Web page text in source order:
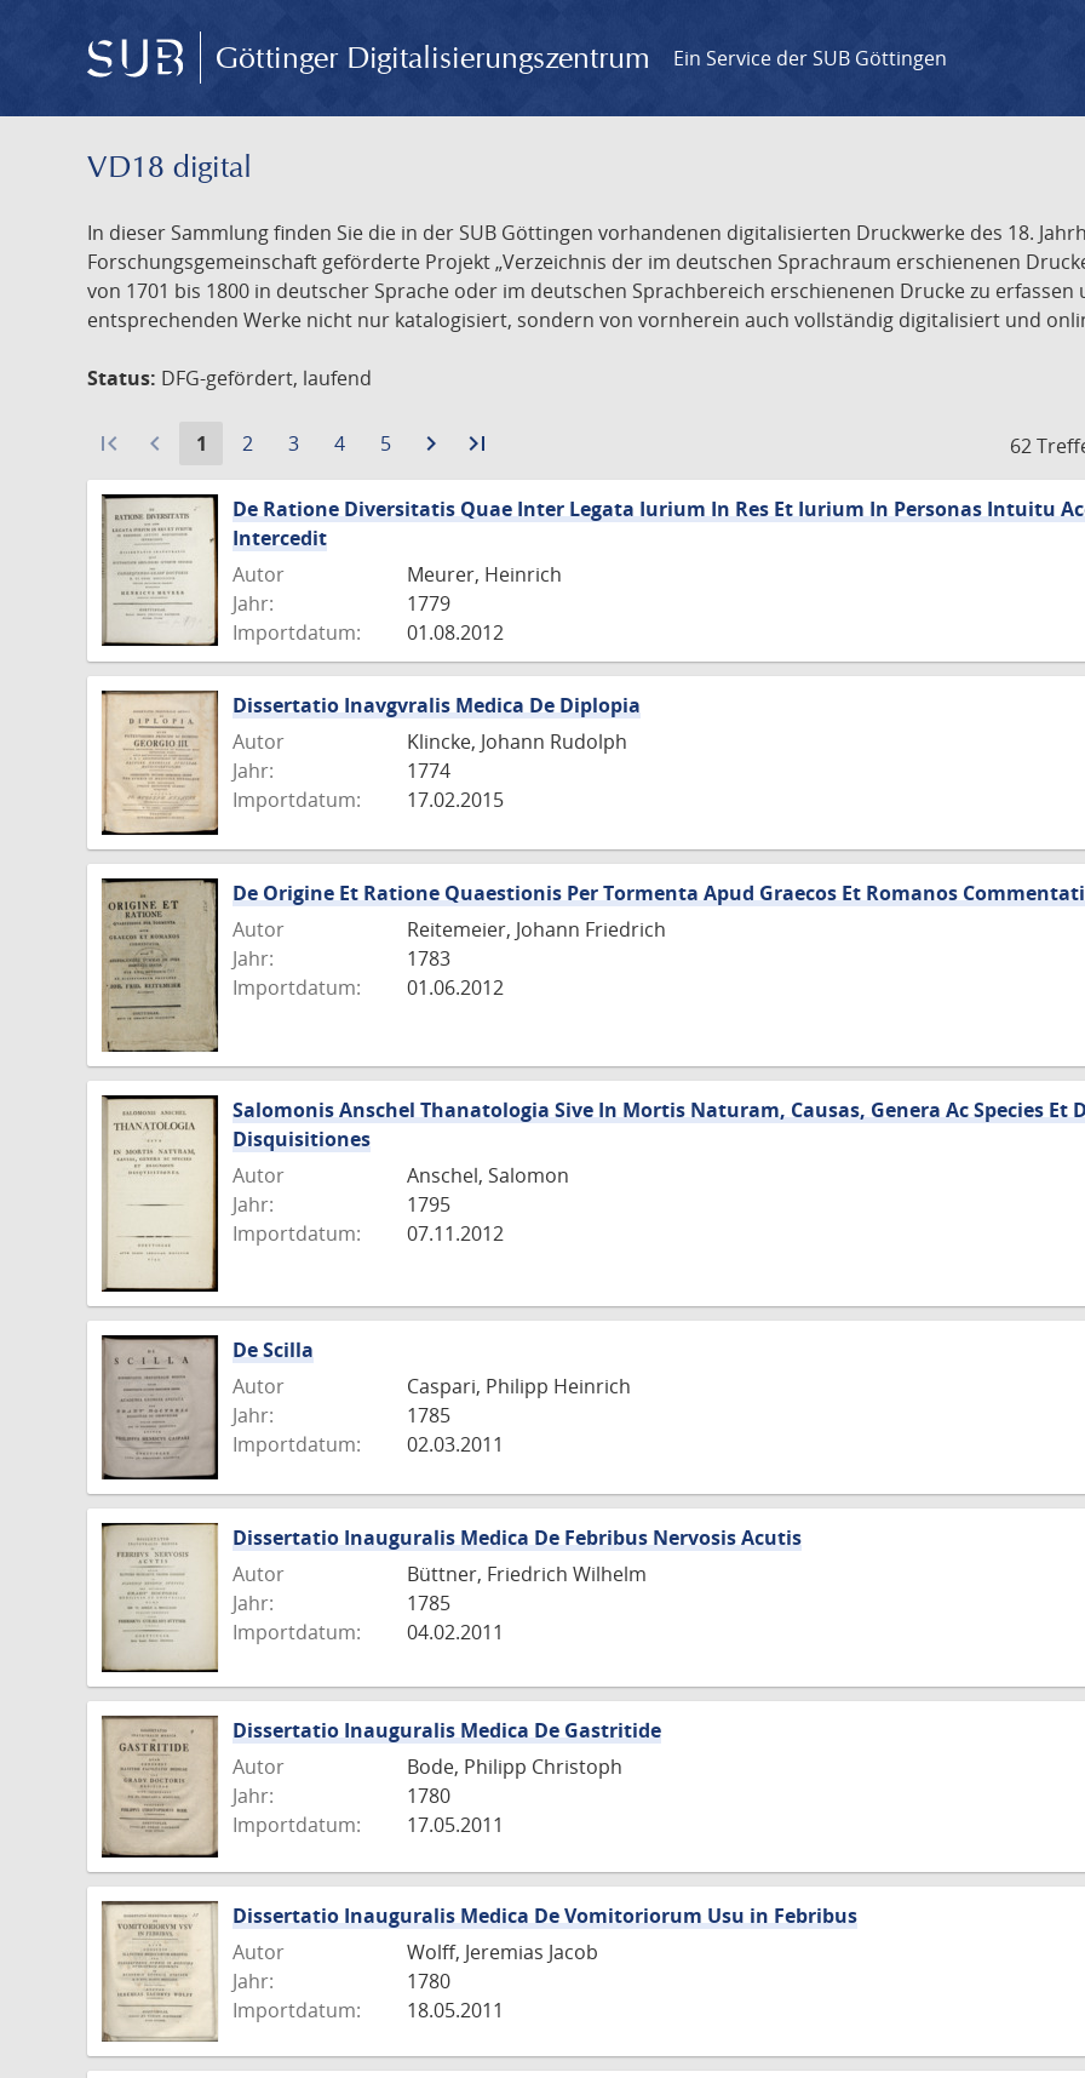
Göttinger Digitalisierungszentrum Ein Service der SUB Göttingen
VD18 digital
In dieser Sammlung finden Sie die in der SUB Göttingen vorhandenen digitalisierten Druckwerke des 18.
Forschungsgemeinschaft geförderte Projekt „Verzeichnis der im deutschen Sprachraum erschienenen
von 1701 bis 1800 in deutscher Sprache oder im deutschen Sprachbereich erschienenen Drucke zu
entsprechenden Werke nicht nur katalogisiert, sondern von vornherein auch vollständig digitalisiert und
Status: DFG-gefördert, laufend
62
first_page navigate_before
Aktuelle
1
Gehe
Seite
2
Gehe
Seite
3
Gehe
Seite
4
Gehe
Seite
5 navigate_next
Zur
Seite
last_page
Seite
De Ratione Diversitatis Quae Inter Legata Iurium In Res Et Iurium In Personas Intuitu
Intercedit
Autor
Meurer, Heinrich
Jahr:
1779
Importdatum:
01.08.2012
Dissertatio Inavgvralis Medica De Diplopia
Autor
Klincke, Johann Rudolph
Jahr:
1774
Importdatum:
17.02.2015
De Origine Et Ratione Quaestionis Per Tormenta Apud Graecos Et Romanos
Autor
Reitemeier, Johann Friedrich
Jahr:
1783
Importdatum:
01.06.2012
Salomonis Anschel Thanatologia Sive In Mortis Naturam, Causas, Genera Ac Species Et
Disquisitiones
Autor
Anschel, Salomon
Jahr:
1795
Importdatum:
07.11.2012
De Scilla
Autor
Caspari, Philipp Heinrich
Jahr:
1785
Importdatum:
02.03.2011
Dissertatio Inauguralis Medica De Febribus Nervosis Acutis
Autor
Büttner, Friedrich Wilhelm
Jahr:
1785
Importdatum:
04.02.2011
Dissertatio Inauguralis Medica De Gastritide
Autor
Bode, Philipp Christoph
Jahr:
1780
Importdatum:
17.05.2011
Dissertatio Inauguralis Medica De Vomitoriorum Usu in Febribus
Autor
Wolff, Jeremias Jacob
Jahr:
1780
Importdatum:
18.05.2011